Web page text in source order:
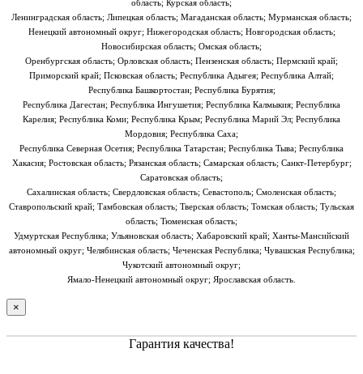
область; Курская область;
Ленинградская область; Липецкая область; Магаданская область; Мурманская область;
Ненецкий автономный округ; Нижегородская область; Новгородская область;
Новосибирская область; Омская область;
Оренбургская область; Орловская область; Пензенская область; Пермский край;
Приморский край; Псковская область; Республика Адыгея; Республика Алтай;
Республика Башкортостан; Республика Бурятия;
Республика Дагестан; Республика Ингушетия; Республика Калмыкия; Республика
Карелия; Республика Коми; Республика Крым; Республика Марий Эл; Республика
Мордовия; Республика Саха;
Республика Северная Осетия; Республика Татарстан; Республика Тыва; Республика
Хакасия; Ростовская область; Рязанская область; Самарская область; Санкт-Петербург;
Саратовская область;
Сахалинская область; Свердловская область; Севастополь; Смоленская область;
Ставропольский край; Тамбовская область; Тверская область; Томская область; Тульская
область; Тюменская область;
Удмуртская Республика; Ульяновская область; Хабаровский край; Ханты-Мансийский
автономный округ; Челябинская область; Чеченская Республика; Чувашская Республика;
Чукотский автономный округ;
Ямало-Ненецкий автономный округ; Ярославская область.
×
Гарантия качества!